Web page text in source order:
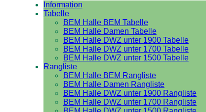
Information
Tabelle
BEM Halle BEM Tabelle
BEM Halle Damen Tabelle
BEM Halle DWZ unter 1900 Tabelle
BEM Halle DWZ unter 1700 Tabelle
BEM Halle DWZ unter 1500 Tabelle
Rangliste
BEM Halle BEM Rangliste
BEM Halle Damen Rangliste
BEM Halle DWZ unter 1900 Rangliste
BEM Halle DWZ unter 1700 Rangliste